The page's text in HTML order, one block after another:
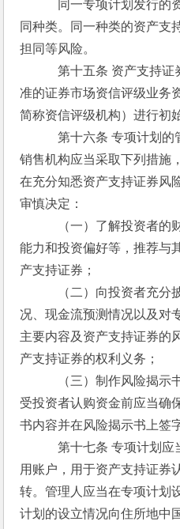
同一专项计划发行的资
同种类。同一种类的资产支
担同等风险。
第十五条 资产支持证券
准的证券市场资信评级业务
简称资信评级机构）进行初
第十六条 专项计划的管
销售机构应当采取下列措施
在充分知悉资产支持证券风
审慎决定：
（一）了解投资者的财
能力和投资偏好等，推荐与
产支持证券；
（二）向投资者充分披
况、现金流预测情况以及对
主要内容及资产支持证券的
产支持证券的权利义务；
（三）制作风险揭示书
受投资者认购资金前应当确
书内容并在风险揭示书上签
第十七条 专项计划应当
用账户，用于资产支持证券
转。管理人应当在专项计划
计划的设立情况向住所地中